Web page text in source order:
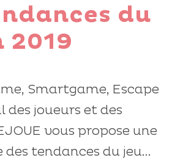
du
2019
Smartgame, Escape
des joueurs et des
vous propose une
tendances du jeu...